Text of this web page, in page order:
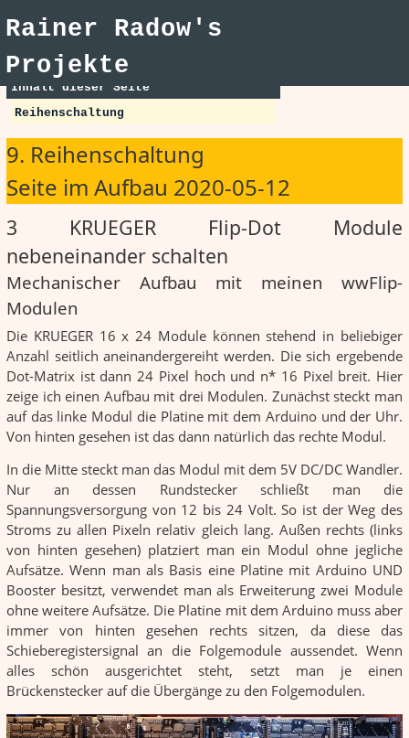
Rainer Radow's
Projekte
Inhalt dieser Seite
Reihenschaltung
9. Reihenschaltung
Seite im Aufbau 2020-05-12
3 KRUEGER Flip-Dot Module
nebeneinander schalten
Mechanischer Aufbau mit meinen wwFlip-
Modulen
Die KRUEGER 16 x 24 Module können stehend in beliebiger
Anzahl seitlich aneinandergereiht werden. Die sich ergebende
Dot-Matrix ist dann 24 Pixel hoch und n* 16 Pixel breit. Hier
zeige ich einen Aufbau mit drei Modulen. Zunächst steckt man
auf das linke Modul die Platine mit dem Arduino und der Uhr.
Von hinten gesehen ist das dann natürlich das rechte Modul.
In die Mitte steckt man das Modul mit dem 5V DC/DC Wandler.
Nur an dessen Rundstecker schließt man die
Spannungsversorgung von 12 bis 24 Volt. So ist der Weg des
Stroms zu allen Pixeln relativ gleich lang. Außen rechts (links
von hinten gesehen) platziert man ein Modul ohne jegliche
Aufsätze. Wenn man als Basis eine Platine mit Arduino UND
Booster besitzt, verwendet man als Erweiterung zwei Module
ohne weitere Aufsätze. Die Platine mit dem Arduino muss aber
immer von hinten gesehen rechts sitzen, da diese das
Schieberegistersignal an die Folgemodule aussendet. Wenn
alles schön ausgerichtet steht, setzt man je einen
Brückenstecker auf die Übergänge zu den Folgemodulen.